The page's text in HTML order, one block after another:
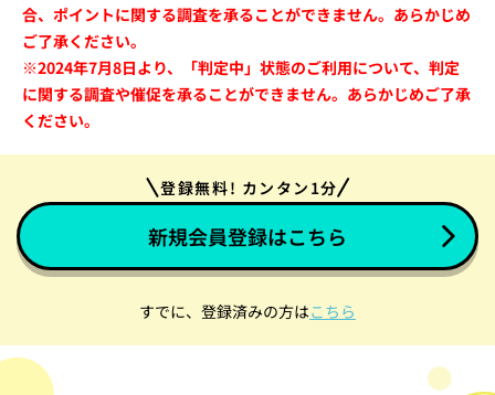
合、ポイントに関する調査を承ることができません。あらかじめ
ご了承ください。
※2024年7月8日より、「判定中」状態のご利用について、判定
に関する調査や催促を承ることができません。あらかじめご了承
ください。
登録無料! カンタン1分
新規会員登録はこちら
すでに、登録済みの方はこちら